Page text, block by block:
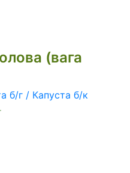
(вага
б/г / Капуста б/к